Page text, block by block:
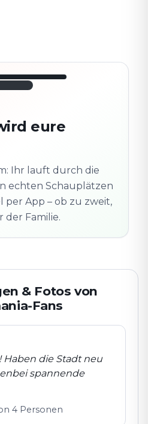
m
entdeckt
eure
Ihr lauft durch die
echten Schauplätzen
App – ob zu zweit,
der Familie.
& Fotos von
Fans
Haben die Stadt neu
spannende
4 Personen